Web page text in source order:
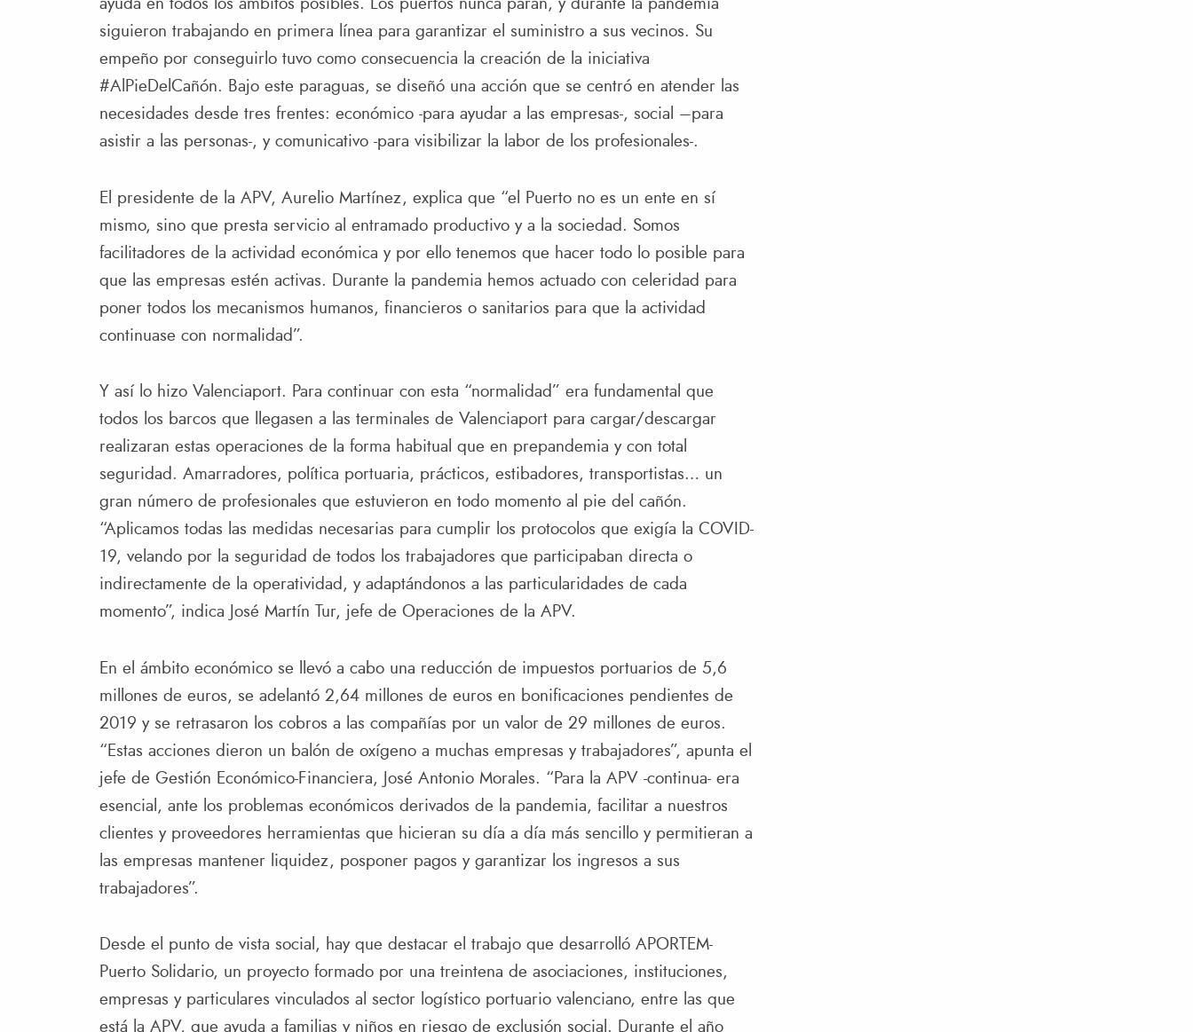
ayuda en todos los ámbitos posibles. Los puertos nunca paran, y durante la pandemia
siguieron trabajando en primera línea para garantizar el suministro a sus vecinos. Su
empeño por conseguirlo tuvo como consecuencia la creación de la iniciativa
#AlPieDelCañón. Bajo este paraguas, se diseñó una acción que se centró en atender las
necesidades desde tres frentes: económico -para ayudar a las empresas-, social –para
asistir a las personas-, y comunicativo -para visibilizar la labor de los profesionales-.
El presidente de la APV, Aurelio Martínez, explica que “el Puerto no es un ente en sí
mismo, sino que presta servicio al entramado productivo y a la sociedad. Somos
facilitadores de la actividad económica y por ello tenemos que hacer todo lo posible para
que las empresas estén activas. Durante la pandemia hemos actuado con celeridad para
poner todos los mecanismos humanos, financieros o sanitarios para que la actividad
continuase con normalidad”.
Y así lo hizo Valenciaport. Para continuar con esta “normalidad” era fundamental que
todos los barcos que llegasen a las terminales de Valenciaport para cargar/descargar
realizaran estas operaciones de la forma habitual que en prepandemia y con total
seguridad. Amarradores, política portuaria, prácticos, estibadores, transportistas… un
gran número de profesionales que estuvieron en todo momento al pie del cañón.
“Aplicamos todas las medidas necesarias para cumplir los protocolos que exigía la COVID-
19, velando por la seguridad de todos los trabajadores que participaban directa o
indirectamente de la operatividad, y adaptándonos a las particularidades de cada
momento”, indica José Martín Tur, jefe de Operaciones de la APV.
En el ámbito económico se llevó a cabo una reducción de impuestos portuarios de 5,6
millones de euros, se adelantó 2,64 millones de euros en bonificaciones pendientes de
2019 y se retrasaron los cobros a las compañías por un valor de 29 millones de euros.
“Estas acciones dieron un balón de oxígeno a muchas empresas y trabajadores”, apunta el
jefe de Gestión Económico-Financiera, José Antonio Morales. “Para la APV -continua- era
esencial, ante los problemas económicos derivados de la pandemia, facilitar a nuestros
clientes y proveedores herramientas que hicieran su día a día más sencillo y permitieran a
las empresas mantener liquidez, posponer pagos y garantizar los ingresos a sus
trabajadores”.
Desde el punto de vista social, hay que destacar el trabajo que desarrolló APORTEM-
Puerto Solidario, un proyecto formado por una treintena de asociaciones, instituciones,
empresas y particulares vinculados al sector logístico portuario valenciano, entre las que
está la APV, que ayuda a familias y niños en riesgo de exclusión social. Durante el año